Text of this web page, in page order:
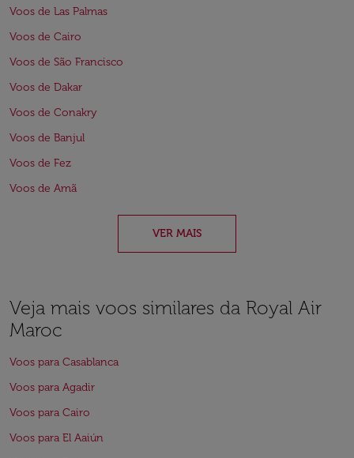
Voos de Las Palmas
Voos de Cairo
Voos de São Francisco
Voos de Dakar
Voos de Conakry
Voos de Banjul
Voos de Fez
Voos de Amã
VER MAIS
Veja mais voos similares da Royal Air
Maroc
Voos para Casablanca
Voos para Agadir
Voos para Cairo
Voos para El Aaiún